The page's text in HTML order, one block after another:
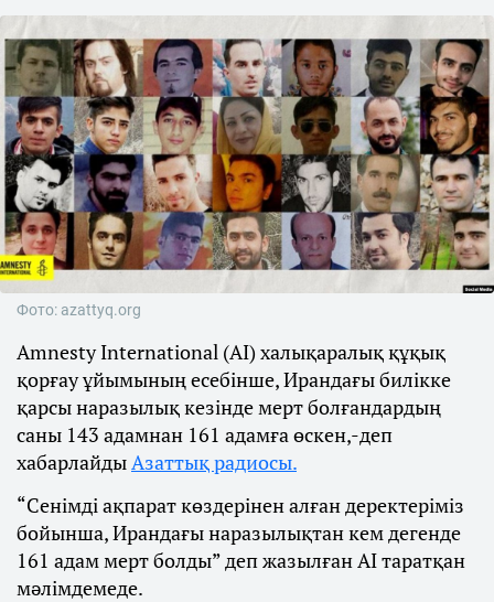
Фото: azattyq.org
Amnesty International (AI) халықаралық құқық
қорғау ұйымының есебінше, Ирандағы билікке
қарсы наразылық кезінде мерт болғандардың
саны 143 адамнан 161 адамға өскен,-деп
хабарлайды Азаттық радиосы.
“Сенімді ақпарат көздерінен алған деректеріміз
бойынша, Ирандағы наразылықтан кем дегенде
161 адам мерт болды” деп жазылған AI таратқан
мәлімдемеде.